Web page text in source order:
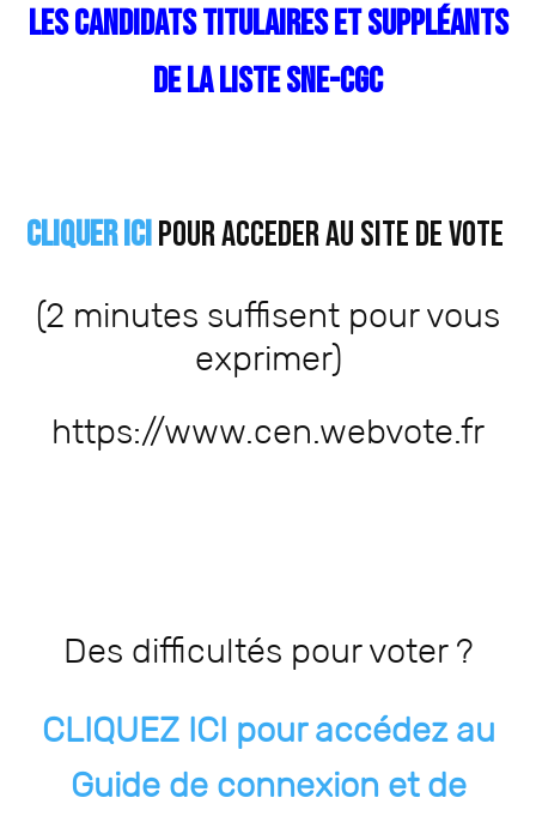
les candidats titulaires et suppléants
de la liste SNE-CGC
CLIQUER ICIPOUR ACCEDER AU SITE DE VOTE
(2 minutes suffisent pour vous
exprimer)
https://www.cen.webvote.fr
Des difficultés pour voter ?
CLIQUEZ ICI pour accédez au
Guide de connexion et de